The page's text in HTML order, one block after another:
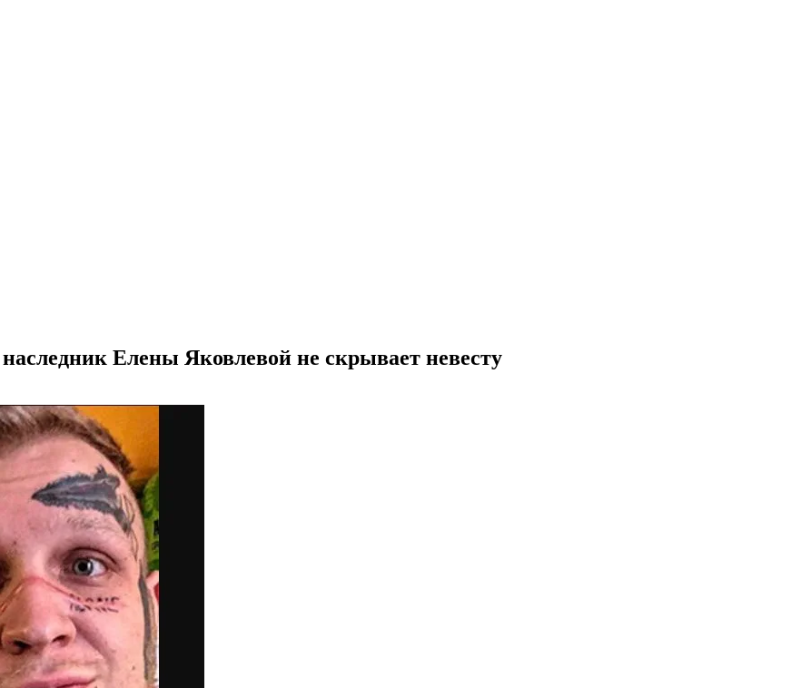
Елены Яковлевой не скрывает невесту